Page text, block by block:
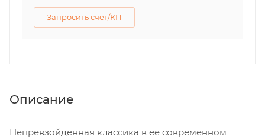
Запросить счет/КП
Описание
Непревзойденная классика в её современном